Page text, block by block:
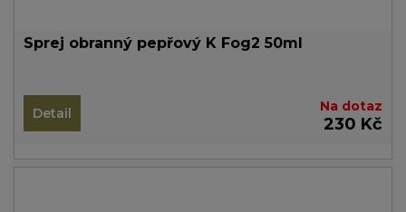
Sprej obranný pepřový K Fog2 50ml
Detail Na dotaz
230 Kč